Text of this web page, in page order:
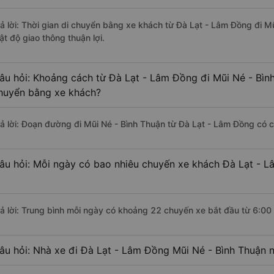
lời: Thời gian di chuyển bằng xe khách từ Đà Lạt - Lâm Đồng đi
độ giao thông thuận lợi.
hỏi: Khoảng cách từ Đà Lạt - Lâm Đồng đi Mũi Né -
bằng xe khách?
lời: Đoạn đường đi Mũi Né - Bình Thuận từ Đà Lạt - Lâm Đồng có
hỏi: Mỗi ngày có bao nhiêu chuyến xe khách Đà Lạt -
lời: Trung bình mỗi ngày có khoảng 22 chuyến xe bắt đầu từ
hỏi: Nhà xe đi Đà Lạt - Lâm Đồng Mũi Né - Bình Thuận